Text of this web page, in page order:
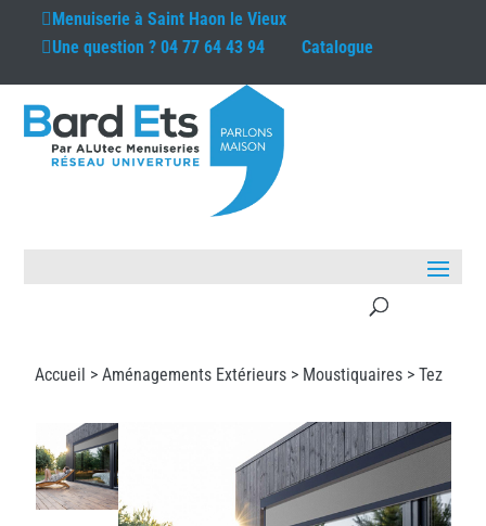
Menuiserie àSaint Haon le Vieux
Une question ?04 77 64 43 94 Catalogue
Accueil > Aménagements Extérieurs > Moustiquaires > Tez